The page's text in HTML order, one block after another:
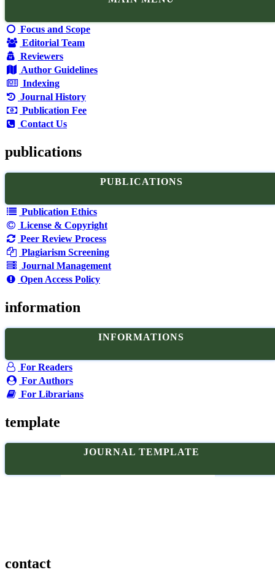
Focus and Scope
Editorial Team
Reviewers
Author Guidelines
Indexing
Journal History
Publication Fee
Contact Us
publications
PUBLICATIONS
Publication Ethics
License & Copyright
Peer Review Process
Plagiarism Screening
Journal Management
Open Access Policy
information
INFORMATIONS
For Readers
For Authors
For Librarians
template
JOURNAL TEMPLATE
contact